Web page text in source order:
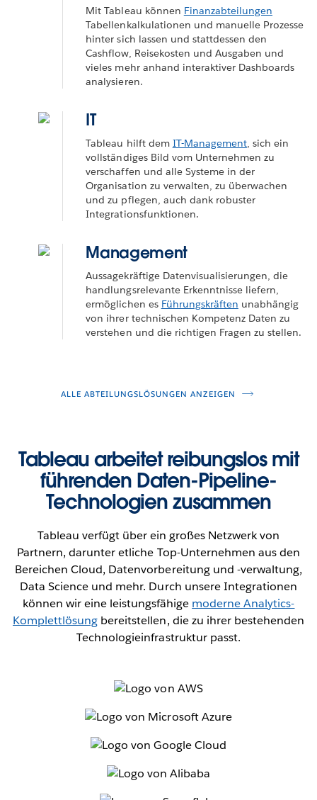
Mit Tableau können Finanzabteilungen
Tabellenkalkulationen und manuelle Prozesse
hinter sich lassen und stattdessen den
Cashflow, Reisekosten und Ausgaben und
vieles mehr anhand interaktiver Dashboards
analysieren.
IT
Tableau hilft dem IT-Management, sich ein
vollständiges Bild vom Unternehmen zu
verschaffen und alle Systeme in der
Organisation zu verwalten, zu überwachen
und zu pflegen, auch dank robuster
Integrationsfunktionen.
Management
Aussagekräftige Datenvisualisierungen, die
handlungsrelevante Erkenntnisse liefern,
ermöglichen es Führungskräften unabhängig
von ihrer technischen Kompetenz Daten zu
verstehen und die richtigen Fragen zu stellen.
ALLE ABTEILUNGSLÖSUNGEN ANZEIGEN
Tableau arbeitet reibungslos mit
führenden Daten-Pipeline-
Technologien zusammen
Tableau verfügt über ein großes Netzwerk von
Partnern, darunter etliche Top-Unternehmen aus den
Bereichen Cloud, Datenvorbereitung und -verwaltung,
Data Science und mehr. Durch unsere Integrationen
können wir eine leistungsfähige moderne Analytics-
Komplettlösung bereitstellen, die zu ihrer bestehenden
Technologieinfrastruktur passt.